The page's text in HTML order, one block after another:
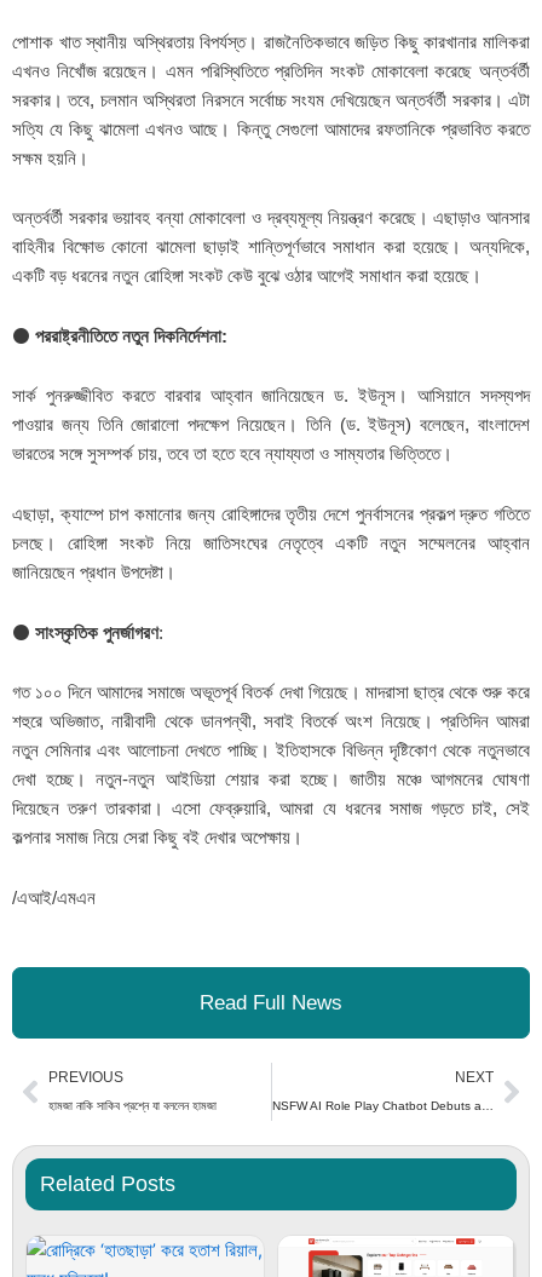
পোশাক খাত স্থানীয় অস্থিরতায় বিপর্যস্ত। রাজনৈতিকভাবে জড়িত কিছু কারখানার মালিকরা
এখনও নিখোঁজ রয়েছেন। এমন পরিস্থিতিতে প্রতিদিন সংকট মোকাবেলা করেছে অন্তর্বর্তী
সরকার। তবে, চলমান অস্থিরতা নিরসনে সর্বোচ্চ সংযম দেখিয়েছেন অন্তর্বর্তী সরকার। এটা
সত্যি যে কিছু ঝামেলা এখনও আছে। কিন্তু সেগুলো আমাদের রফতানিকে প্রভাবিত করতে
সক্ষম হয়নি।
অন্তর্বর্তী সরকার ভয়াবহ বন্যা মোকাবেলা ও দ্রব্যমূল্য নিয়ন্ত্রণ করেছে। এছাড়াও আনসার
বাহিনীর বিক্ষোভ কোনো ঝামেলা ছাড়াই শান্তিপূর্ণভাবে সমাধান করা হয়েছে। অন্যদিকে,
একটি বড় ধরনের নতুন রোহিঙ্গা সংকট কেউ বুঝে ওঠার আগেই সমাধান করা হয়েছে।
⚫ পররাষ্ট্রনীতিতে নতুন দিকনির্দেশনা:
সার্ক পুনরুজ্জীবিত করতে বারবার আহ্বান জানিয়েছেন ড. ইউনূস। আসিয়ানে সদস্যপদ
পাওয়ার জন্য তিনি জোরালো পদক্ষেপ নিয়েছেন। তিনি (ড. ইউনূস) বলেছেন, বাংলাদেশ
ভারতের সঙ্গে সুসম্পর্ক চায়, তবে তা হতে হবে ন্যায্যতা ও সাম্যতার ভিত্তিতে।
এছাড়া, ক্যাম্পে চাপ কমানোর জন্য রোহিঙ্গাদের তৃতীয় দেশে পুনর্বাসনের প্রকল্প দ্রুত গতিতে
চলছে। রোহিঙ্গা সংকট নিয়ে জাতিসংঘের নেতৃত্বে একটি নতুন সম্মেলনের আহ্বান
জানিয়েছেন প্রধান উপদেষ্টা।
⚫ সাংস্কৃতিক পুনর্জাগরণ:
গত ১০০ দিনে আমাদের সমাজে অভূতপূর্ব বিতর্ক দেখা গিয়েছে। মাদরাসা ছাত্র থেকে শুরু করে
শহুরে অভিজাত, নারীবাদী থেকে ডানপন্থী, সবাই বিতর্কে অংশ নিয়েছে। প্রতিদিন আমরা
নতুন সেমিনার এবং আলোচনা দেখতে পাচ্ছি। ইতিহাসকে বিভিন্ন দৃষ্টিকোণ থেকে নতুনভাবে
দেখা হচ্ছে। নতুন-নতুন আইডিয়া শেয়ার করা হচ্ছে। জাতীয় মঞ্চে আগমনের ঘোষণা
দিয়েছেন তরুণ তারকারা। এসো ফেব্রুয়ারি, আমরা যে ধরনের সমাজ গড়তে চাই, সেই
কল্পনার সমাজ নিয়ে সেরা কিছু বই দেখার অপেক্ষায়।
/এআই/এমএন
Read Full News
Prev
PREVIOUS
হামজা নাকি সাকিব প্রশ্নে যা বললেন হামজা
NEXT
Related Posts